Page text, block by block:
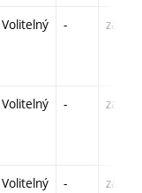
Volitelný - zá,zk
Volitelný - zá
Volitelný - zá